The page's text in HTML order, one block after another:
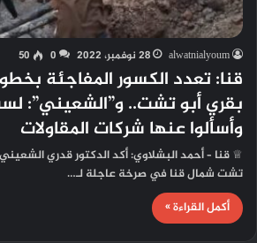
alwatnialyoum 28 نوفمبر، 2022 0
50
قنا: تعدد الكسور المفاجئة
بقري أبو تشت.. و”الشعيني”:
وأسألوا عنها شركات المقاولات
♕ قنا – أحمد البشلاوي: أكد الدكتور قدري
تشت شمال قنا في صرخة عاجلة لـ…
أكمل القراءة »